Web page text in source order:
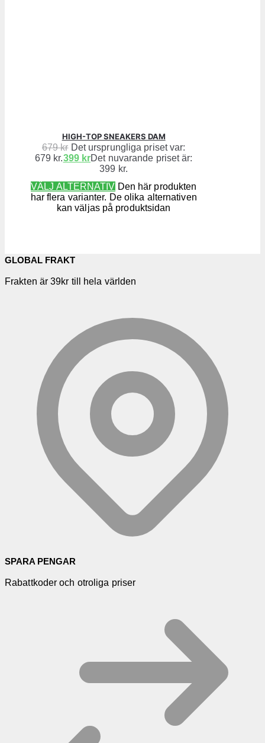
HIGH-TOP SNEAKERS DAM
679kr Det ursprungliga priset var:
679 kr.399 krDet nuvarande priset är:
399 kr.
VÄLJ ALTERNATIV Den här produkten
har flera varianter. De olika alternativen
kan väljas på produktsidan
GLOBAL FRAKT
Frakten är 39kr till hela världen
SPARA PENGAR
Rabattkoder och otroliga priser